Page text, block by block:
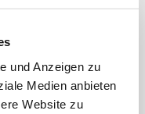
und Anzeigen zu
Medien anbieten
Website zu